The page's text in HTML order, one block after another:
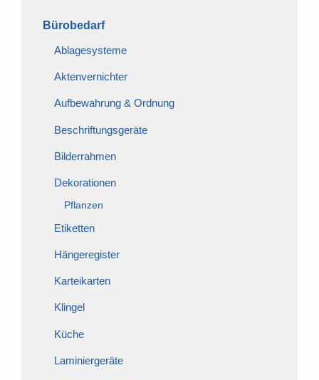
Bürobedarf
Ablagesysteme
Aktenvernichter
Aufbewahrung & Ordnung
Beschriftungsgeräte
Bilderrahmen
Dekorationen
Pflanzen
Etiketten
Hängeregister
Karteikarten
Klingel
Küche
Laminiergeräte